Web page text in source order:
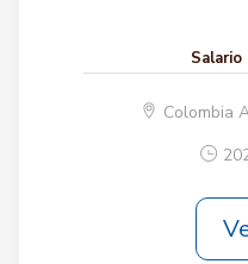
Salario
Colombia